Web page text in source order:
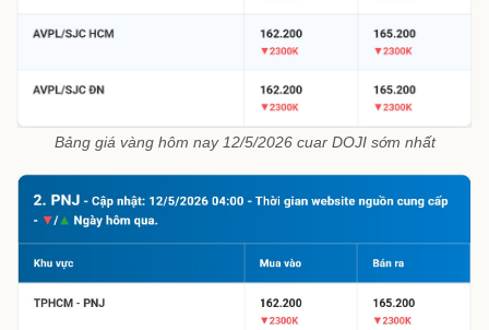
Bảng giá vàng hôm nay 12/5/2026 cuar DOJI sớm nhất